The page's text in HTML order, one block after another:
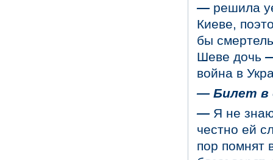
—решила
Киеве,
бы
Шеве дочь
война в
— Билет в
—Я не
честно ей
пор помнят